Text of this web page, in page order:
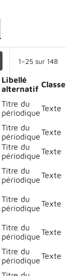
1–25 sur 148
Libellé
alternatif Classe
Titre du
périodiqueTexte
Titre du
périodiqueTexte
Titre du
périodiqueTexte
Titre du
périodiqueTexte
Titre du
périodiqueTexte
Titre du
périodiqueTexte
Titre du
périodiqueTexte